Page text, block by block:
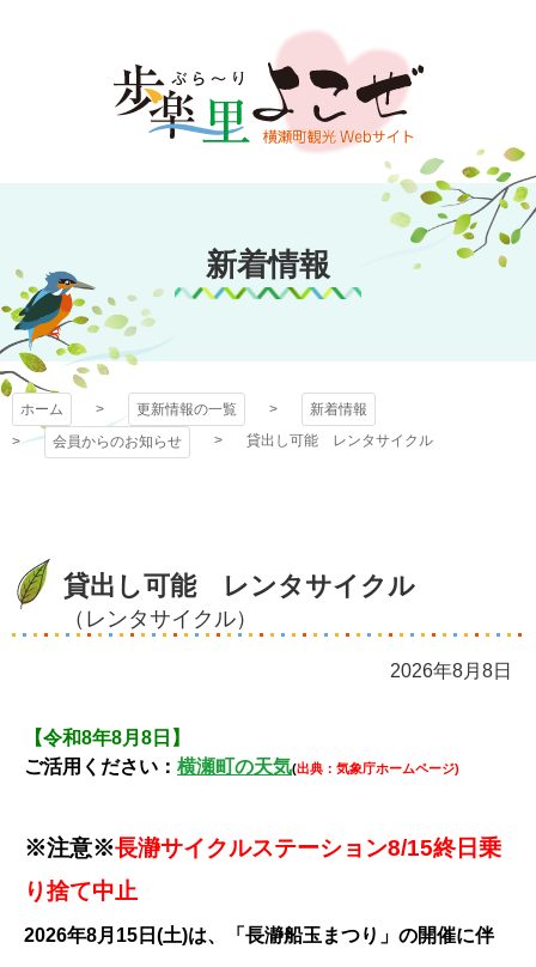
文
キ
プ
歩楽～里（ぶら～
り）よこぜ
新着情報
ホーム 更新情報の一覧
新着情報
会員からのお知らせ
貸出し可能 レンタサイクル
貸出し可能 レンタサイクル
（レンタサイクル）
2026年8月8日
【令和8年8月8日】
ご活用ください： 横瀬町の天気(出典：気象庁ホームページ)
※注意※長瀞サイクルステーション8/15終日乗
り捨て中止
2026年8月15日(土)は、「長瀞船玉まつり」の開催に伴